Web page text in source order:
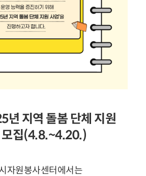
년 지역 돌봄 단체 지원
모집(4.8.~4.20.)
자원봉사센터에서는